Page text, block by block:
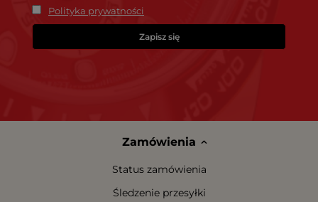
Polityka prywatności
Zapisz się
Zamówienia
Status zamówienia
Śledzenie przesyłki